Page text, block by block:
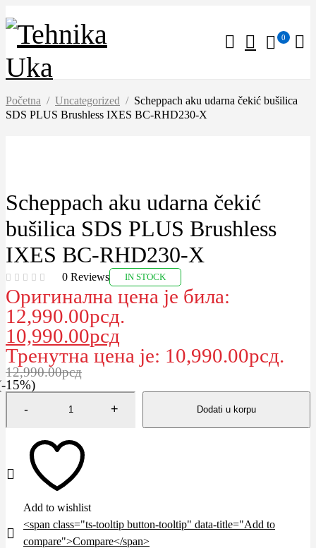
0
Početna / Uncategorized / Scheppach aku udarna čekić bušilica
SDS PLUS Brushless IXES BC-RHD230-X
Scheppach aku udarna čekić
bušilica SDS PLUS Brushless
IXES BC-RHD230-X
0 Reviews IN STOCK
12,990.00рсд
Оригинална цена је била:
12,990.00рсд.
10,990.00рсд
Тренутна цена је: 10,990.00рсд.
15%)
Dodati u korpu
<span class="ts-tooltip button-tooltip" data-title="Add to
compare">Compare</span>